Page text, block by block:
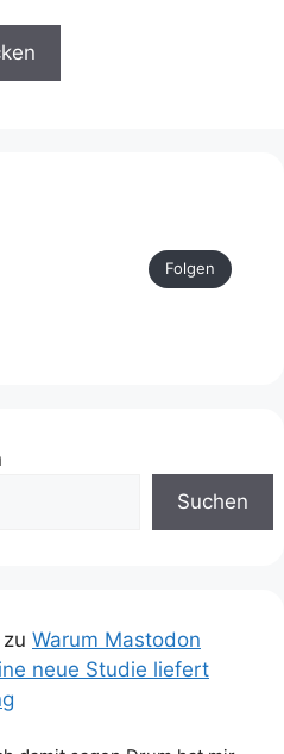
Folgen
Suchen
zu Warum Mastodon
neue Studie liefert